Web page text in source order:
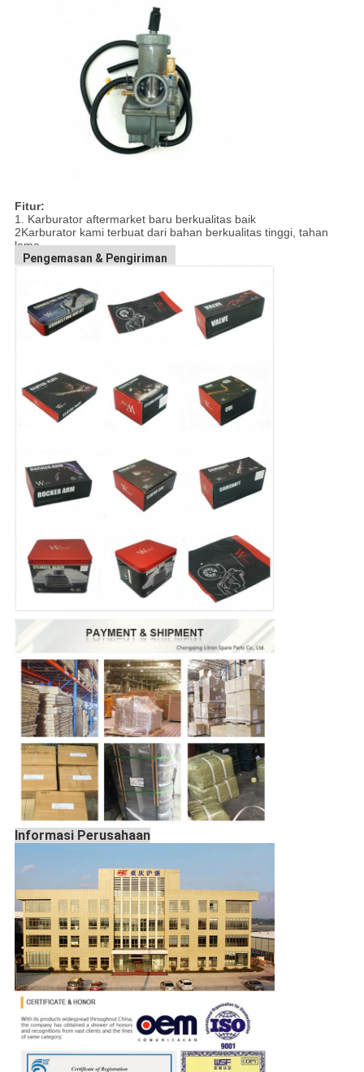
Fitur:
1. Karburator aftermarket baru berkualitas baik
2Karburator kami terbuat dari bahan berkualitas tinggi, tahan
lama.
Pengemasan & Pengiriman
Informasi Perusahaan